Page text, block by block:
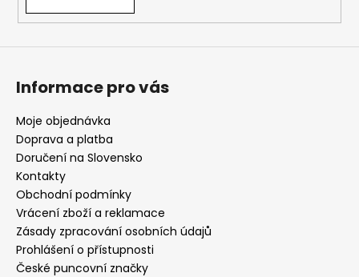
ý
p
Informace pro vás
Moje objednávka
Doprava a platba
Doručení na Slovensko
Kontakty
Obchodní podmínky
Vrácení zboží a reklamace
Zásady zpracování osobních údajů
Prohlášení o přístupnosti
České puncovní značky